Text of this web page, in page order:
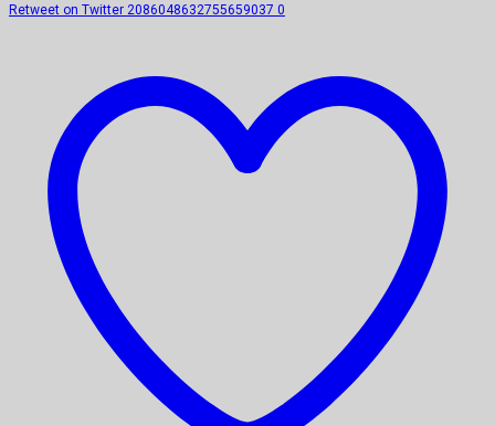
Retweet on Twitter 2086048632755659037 0